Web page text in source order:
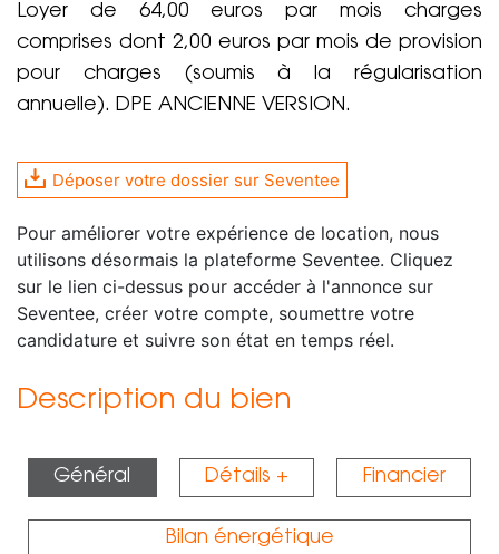
Loyer de 64,00 euros par mois charges
comprises dont 2,00 euros par mois de provision
pour charges (soumis à la régularisation
annuelle). DPE ANCIENNE VERSION.
Déposer votre dossier sur Seventee
Pour améliorer votre expérience de location, nous
utilisons désormais la plateforme Seventee. Cliquez
sur le lien ci-dessus pour accéder à l'annonce sur
Seventee, créer votre compte, soumettre votre
candidature et suivre son état en temps réel.
Description du bien
Général Détails + Financier
Bilan énergétique